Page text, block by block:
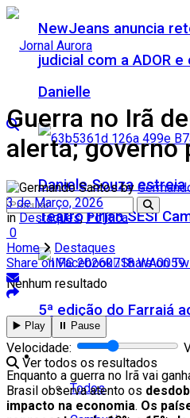
NewJeans anuncia
judicial com a ADOR
Danielle
Daniele Souza estreia
Teatro Firjan SESI
5ª edição do Farraiá
Cidades
Todos
Nenhum resultado
Ver todos os resultados
Guerra no Irã
alerta; governo
by
3 de Março, 2026
in Destaques,Política
0
Home
Destaques
Share on Facebook Share on
▶️ Play ⏸️ Pause
Velocidade:
Enquanto a guerra no Irã vai
Brasil observa atento os
impacto na economia. Os